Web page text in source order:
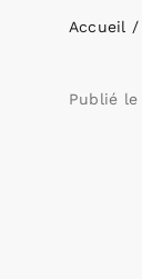
Accueil
Publié le